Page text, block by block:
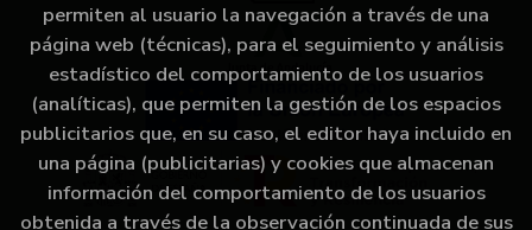
permiten al usuario la navegación a través de una
página web (técnicas), para el seguimiento y análisis
estadístico del comportamiento de los usuarios
(analíticas), que permiten la gestión de los espacios
publicitarios que, en su caso, el editor haya incluido en
una página (publicitarias) y cookies que almacenan
información del comportamiento de los usuarios
obtenida a través de la observación continuada de sus